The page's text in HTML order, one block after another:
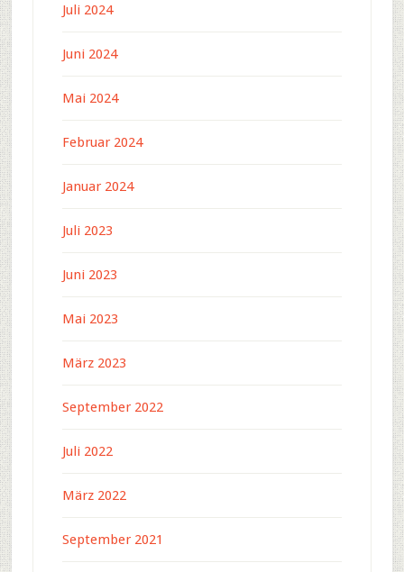
Juli 2024
Juni 2024
Mai 2024
Februar 2024
Januar 2024
Juli 2023
Juni 2023
Mai 2023
März 2023
September 2022
Juli 2022
März 2022
September 2021